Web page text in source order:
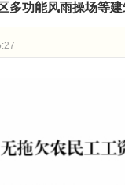
多功能风雨操场等